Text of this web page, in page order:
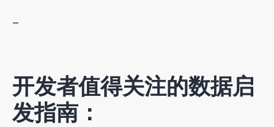
—
开发者值得关注的数据启
发指南：